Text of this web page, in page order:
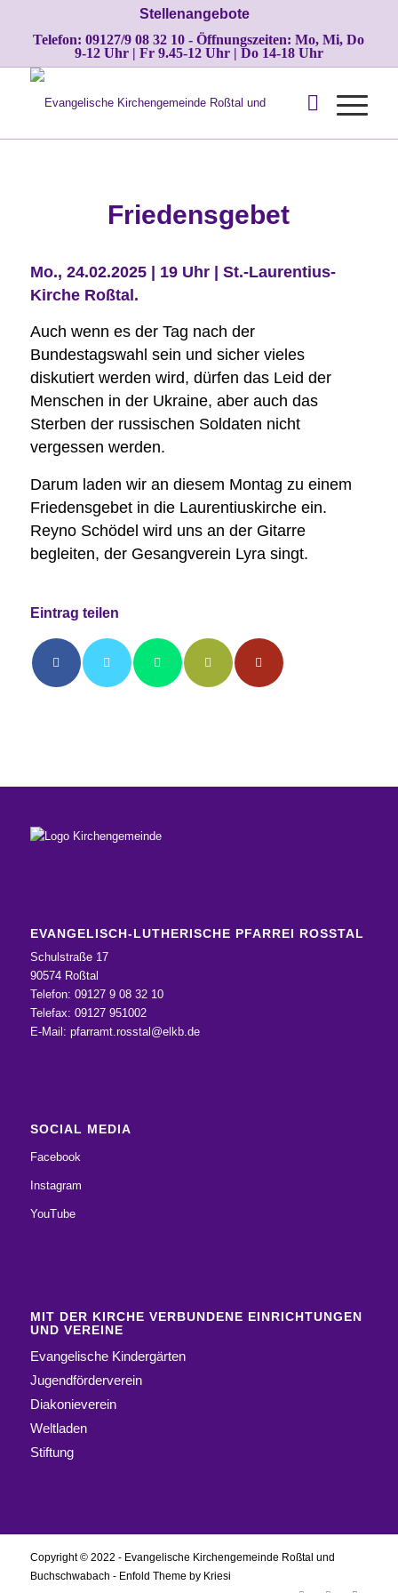
Stellenangebote
Telefon: 09127/9 08 32 10 - Öffnungszeiten: Mo, Mi, Do
9-12 Uhr | Fr 9.45-12 Uhr | Do 14-18 Uhr
Friedensgebet
Mo., 24.02.2025 | 19 Uhr | St.-Laurentius-
Kirche Roßtal.
Auch wenn es der Tag nach der
Bundestagswahl sein und sicher vieles
diskutiert werden wird, dürfen das Leid der
Menschen in der Ukraine, aber auch das
Sterben der russischen Soldaten nicht
vergessen werden.
Darum laden wir an diesem Montag zu einem
Friedensgebet in die Laurentiuskirche ein.
Reyno Schödel wird uns an der Gitarre
begleiten, der Gesangverein Lyra singt.
Eintrag teilen
EVANGELISCH-LUTHERISCHE PFARREI ROSSTAL
Schulstraße 17
90574 Roßtal
Telefon: 09127 9 08 32 10
Telefax: 09127 951002
E-Mail: pfarramt.rosstal@elkb.de
SOCIAL MEDIA
Facebook
Instagram
YouTube
MIT DER KIRCHE VERBUNDENE EINRICHTUNGEN
UND VEREINE
Evangelische Kindergärten
Jugendförderverein
Diakonieverein
Weltladen
Stiftung
Copyright © 2022 - Evangelische Kirchengemeinde Roßtal und
Buchschwabach - Enfold Theme by Kriesi